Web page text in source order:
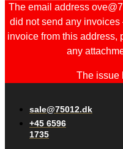
The email address
did not send any
invoice from this address,
any
The issue
sale@75012.dk
+45 6596
1735